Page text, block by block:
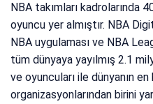
NBA takımları kadrolarında
oyuncu yer almıştır. NBA
NBA uygulaması ve NBA
tüm dünyaya yayılmış 2.1
ve oyuncuları ile dünyanın
organizasyonlarından birini